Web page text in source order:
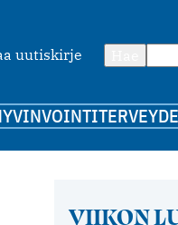
uutiskirje
VIIKON